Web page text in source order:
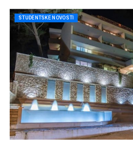
STUDENTSKE NOVOSTI